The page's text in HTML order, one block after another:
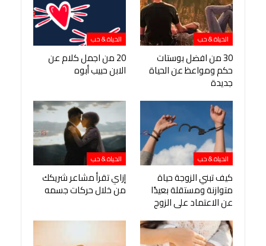
الحياة & حب
30 من افضل بوستات
حكم ومواعظ عن الحياة
جديدة
الحياة & حب
20 من اجمل كلام عن
الابن حبيب أبوه
الحياة & حب
كيف تبني الزوجة حياة
متوازنة ومستقلة بعيدًا
عن الاعتماد على الزوج
الحياة & حب
إزاي تقرأ مشاعر شريكك
من خلال حركات جسمه